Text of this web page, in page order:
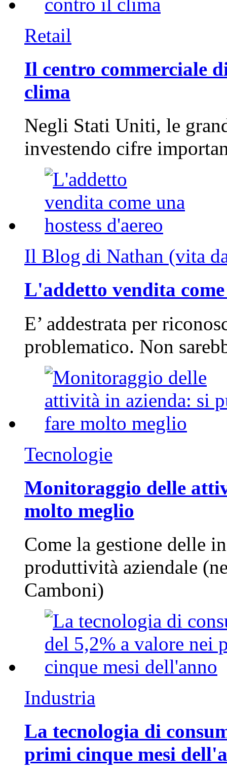
Retail
Il centro commerciale
clima
Negli Stati Uniti, le
investendo cifre
Il Blog di Nathan (vita
L'addetto vendita
E’ addestrata per
problematico. Non
Tecnologie
Monitoraggio delle
molto meglio
Come la gestione delle
produttività aziendale
Camboni)
Industria
La tecnologia di
primi cinque mesi